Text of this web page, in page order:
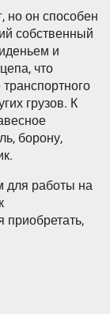
но он способен
собственный
и
что
грузов. К
борону,
для работы на
приобретать,